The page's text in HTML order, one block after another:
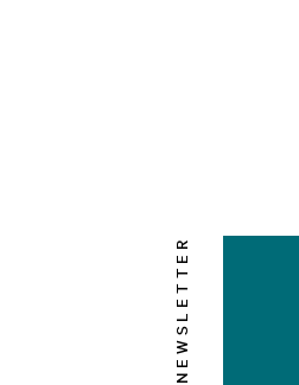
NEWSLETTER